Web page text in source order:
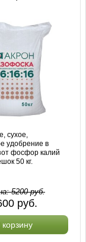
сухое,
удобрение в
фосфор калий
50 кг.
5200руб.
руб.
корзину